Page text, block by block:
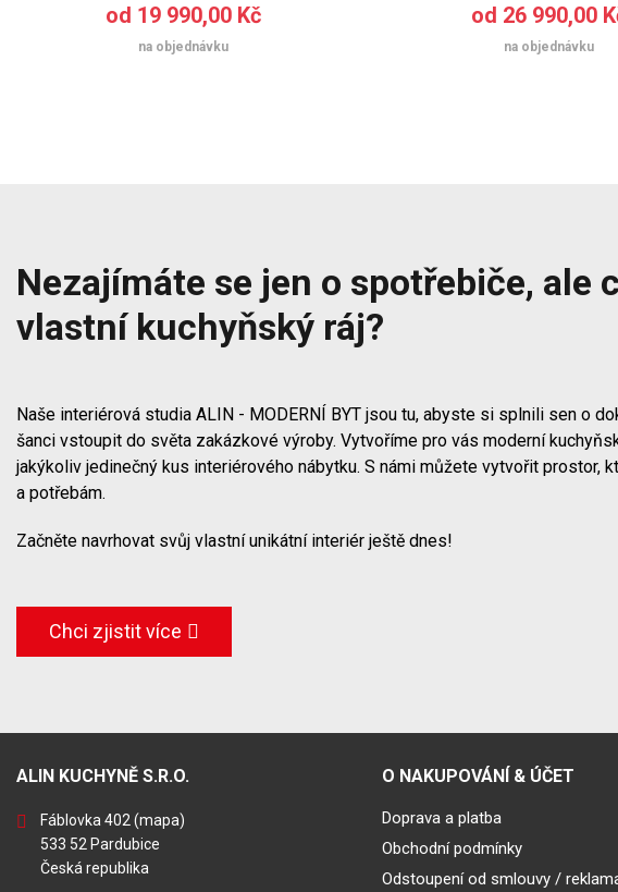
od 19 990,00 Kč
na objednávku
od 26 990,00
na objednávku
Nezajímáte se jen o spotřebiče, ale
vlastní kuchyňský ráj?
Naše interiérová studia ALIN - MODERNÍ BYT jsou tu, abyste si splnili sen o
šanci vstoupit do světa zakázkové výroby. Vytvoříme pro vás moderní
jakýkoliv jedinečný kus interiérového nábytku. S námi můžete vytvořit prostor,
a potřebám.
Začněte navrhovat svůj vlastní unikátní interiér ještě dnes!
Chci zjistit více
ALIN KUCHYNĚ S.R.O.
Fáblovka 402 (mapa)
533 52 Pardubice
Česká republika
O NAKUPOVÁNÍ & ÚČET
Doprava a platba
Obchodní podmínky
Odstoupení od smlouvy /